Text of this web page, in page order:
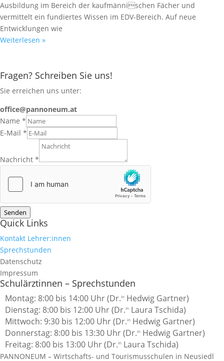
Ausbildung im Bereich der kaufmännischen Fächer und
vermittelt ein fundiertes Wissen im EDV-Bereich. Auf neue
Entwicklungen wie
Weiterlesen »
Fragen? Schreiben Sie uns!
Sie erreichen uns unter:
office@pannoneum.at
Name *
E-Mail *
Nachricht *
Senden
Quick Links
Kontakt Lehrer:innen
Sprechstunden
Datenschutz
Impressum
Schulärztinnen – Sprechstunden
Montag: 8:00 bis 14:00 Uhr (Dr.in Hedwig Gartner)
Dienstag: 8:00 bis 12:00 Uhr (Dr.in Laura Tschida)
Mittwoch: 9:30 bis 12:00 Uhr(Dr.in Hedwig Gartner)
Donnerstag: 8:00 bis 13:30 Uhr (Dr.in Hedwig Gartner)
Freitag: 8:00 bis 13:00 Uhr (Dr.in Laura Tschida)
PANNONEUM – Wirtschafts- und Tourismusschulen in Neusiedl